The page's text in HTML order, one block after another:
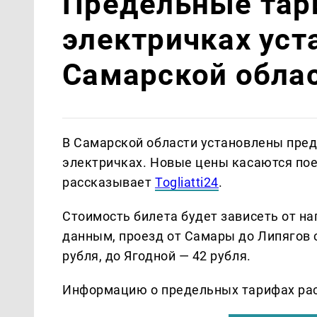
электричках
Самарской
В Самарской области установлены
электричках. Новые цены касаются
рассказываетTogliatti24.
Стоимость билета будет зависеть от
данным, проезд от Самары до Липягов
рубля, до Ягодной — 42 рубля.
Информацию о предельных тарифах